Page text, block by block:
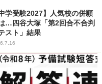
中学受験2027】人気校の併願
…四谷大塚「第2回合不合判
スト」結果